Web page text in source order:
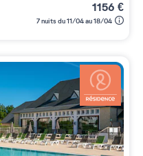
1156 €
7 nuits du 11/04 au 18/04